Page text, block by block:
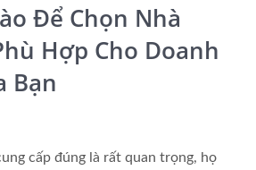
Để Chọn Nhà
Hợp Cho Doanh
Bạn
cấp đúng là rất quan trọng, họ